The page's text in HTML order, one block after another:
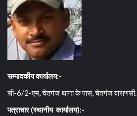
सम्पादकीय कार्यालय:-
सी-6/2-एम, चेतगंज थाना के पास, चेतगंज वाराणसी.
पत्राचार (स्थानीय कार्यालय):-